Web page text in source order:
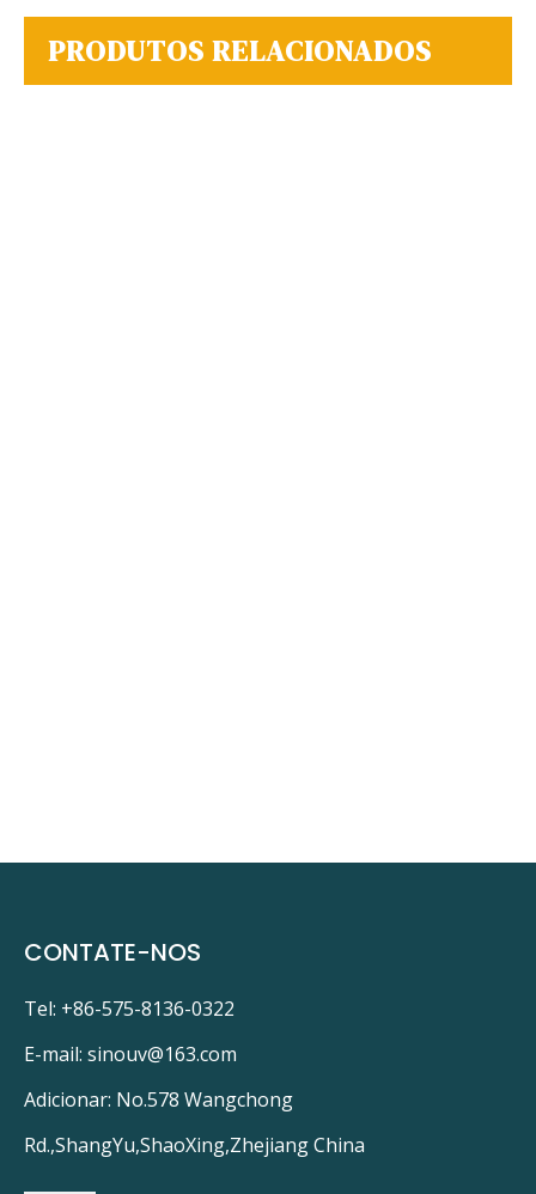
PRODUTOS RELACIONADOS
CONTATE-NOS
Tel: +86-575-8136-0322
E-mail: sinouv@163.com
Adicionar: No.578 Wangchong
Rd.,ShangYu,ShaoXing,Zhejiang China